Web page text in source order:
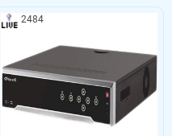
nguồn PoE dùng cho camera IP.
LRN-1610S/VAP thuôc dòng L
giá tốt thường được sử dụng cho
các hộ gia đình, phòng trọ, cửa hàng
mua sắm tiện ích, văn phòng công
ty, căn hộ giá rẻ cần chất lượng hình
ảnh camera vừa phải để quan sát
2484